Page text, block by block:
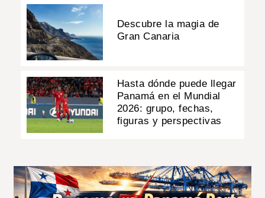
Descubre la magia de
Gran Canaria
Hasta dónde puede llegar
Panamá en el Mundial
2026: grupo, fechas,
figuras y perspectivas